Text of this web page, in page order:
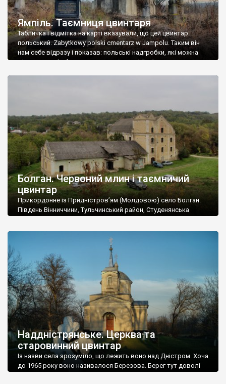
Ямпіль. Таємниця цвинтаря
Табличка і відмітка на карті вказували, що цей цвинтар
польський. Zabytkowy polski cmentarz w Jampolu. Таким він
нам себе відразу і показав: польські надгробки, які можна
віднести до фабричних, польські епітафії… Загалом цвинтар
Болган. Червоний млин і таємничий
цвинтар
Прикордонне із Придністров’ям (Молдовою) село Болган.
Південь Вінниччини, Тульчинський район, Студенянська
старовинний цвинтар із кам’яними хрестами. Всі епітафії, які
збереглися, написані кирилицею, церковнослов’янською
мовою. За всіма традиційними ознаками – цвинтар
український. Хрести датуються 19 століттям. У 1924-1940
роках Болган […]
Наддністрянське. Церква та
старовинний цвинтар
Із назви села зрозуміло, що лежить воно над Дністром. Хоча
до 1965 року воно називалося Березова. Берег тут доволі